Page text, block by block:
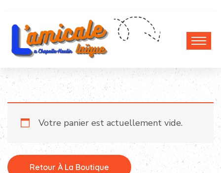
Votre panier est actuellement vide.
Retour À La Boutique